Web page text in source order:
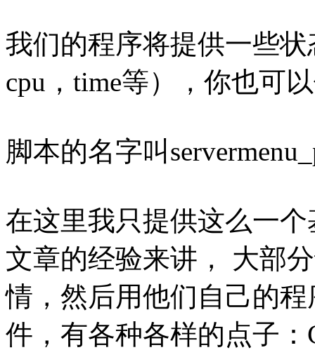
我们的程序将提供一些状
cpu，time等），你也可
脚本的名字叫
在这里我只提供这么一
文章的经验来讲， 大部
情，然后用他们自己的
件，有各种各样的点子